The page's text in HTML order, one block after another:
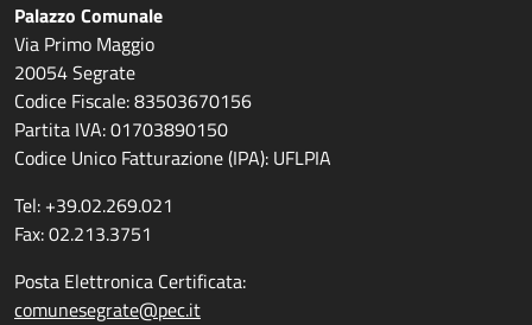
Palazzo Comunale
Via Primo Maggio
20054 Segrate
Codice Fiscale: 83503670156
Partita IVA: 01703890150
Codice Unico Fatturazione (IPA): UFLPIA
Tel: +39.02.269.021
Fax: 02.213.3751
Posta Elettronica Certificata:
comunesegrate@pec.it